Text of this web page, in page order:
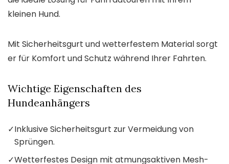
kleinen Hund.
Mit Sicherheitsgurt und wetterfestem Material sorgt
er für Komfort und Schutz während Ihrer Fahrten.
Wichtige Eigenschaften des
Hundeanhängers
✓Inklusive Sicherheitsgurt zur Vermeidung von
Sprüngen.
✓Wetterfestes Design mit atmungsaktiven Mesh-